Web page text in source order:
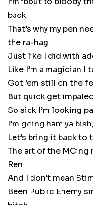
back
That’s why my pen
the ra-hag
Just like I did with
Like I’m a magician
Got ‘em still on the
But quick get
So sick I’m looking
I’m going ham ya
Let’s bring it back to
The art of the MCing
Ren
And I don’t mean
Been Public Enemy